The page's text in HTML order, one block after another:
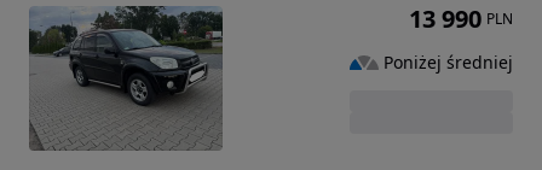
13 990 PLN
Poniżej średniej